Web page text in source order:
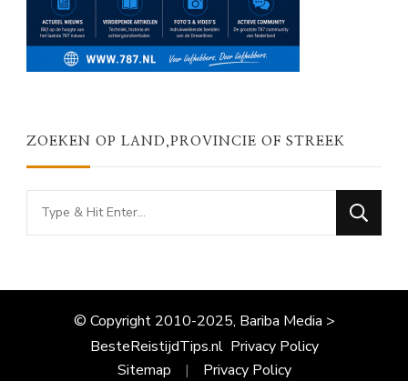
ZOEKEN OP LAND,PROVINCIE OF STREEK
Looking
for
© Copyright 2010-2025, Bariba Media >
BesteReistijdTips.nl Privacy Policy
Sitemap
Privacy Policy